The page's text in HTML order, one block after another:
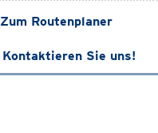
Zum Routenplaner
Kontaktieren Sie uns!